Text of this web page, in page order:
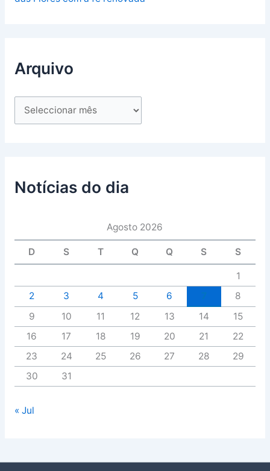
Arquivo
Notícias do dia
Agosto 2026
D S T Q Q S S
1
2
3 4 5 6
8
9
10 11 12 13 14
15
16
17 18 19 20 21
22
23
24 25 26 27 28
29
30
31
« Jul